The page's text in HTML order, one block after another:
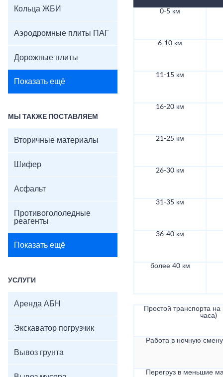
Кольца ЖБИ
Аэродромные плиты ПАГ
Дорожные плиты
Показать ещё
МЫ ТАКЖЕ ПОСТАВЛЯЕМ
Вторичные материалы
Шифер
Асфальт
Противогололедные
реагенты
Показать ещё
УСЛУГИ
Аренда АБН
Экскаватор погрузчик
Вывоз грунта
0-5 км
6-10 км
11-15 км
16-20 км
21-25 км
26-30 км
31-35 км
36-40 км
более 40 км
Простой транспорта на
часа)
Работа в ночную
Перегруз в меньшие